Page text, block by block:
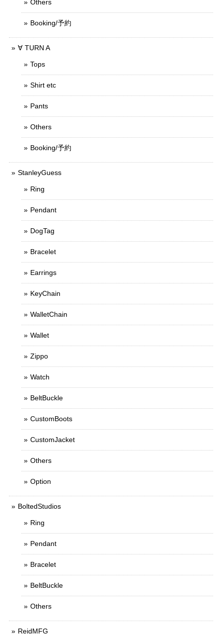
Others
Booking/予約
∀ TURN A
Tops
Shirt etc
Pants
Others
Booking/予約
StanleyGuess
Ring
Pendant
DogTag
Bracelet
Earrings
KeyChain
WalletChain
Wallet
Zippo
Watch
BeltBuckle
CustomBoots
CustomJacket
Others
Option
BoltedStudios
Ring
Pendant
Bracelet
BeltBuckle
Others
ReidMFG